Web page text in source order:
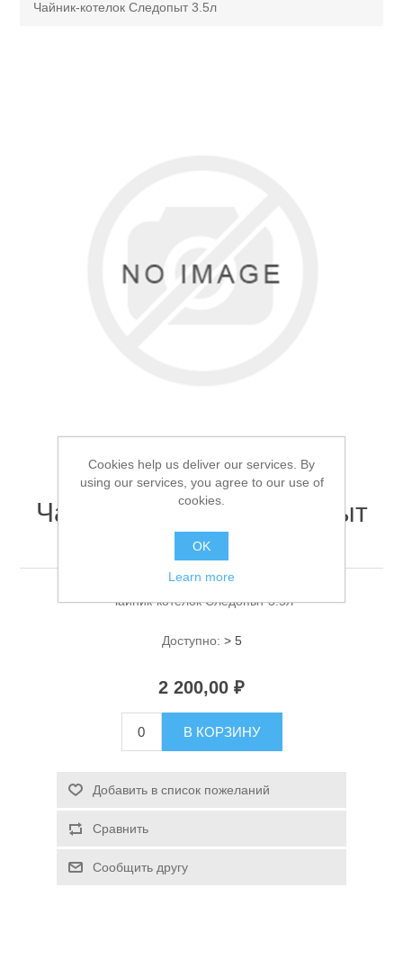
Аксессуары для лодок
Спасательные средства
Чайник-котелок Следопыт 3.5л
Чайник-котелок Следопыт
3.5л
Чайник-котелок Следопыт 3.5л
Доступно: > 5
2 200,00 ₽
В КОРЗИНУ
Добавить в список пожеланий
Сравнить
Сообщить другу
Cookies help us deliver our services. By
using our services, you agree to our use of
cookies.
OK
Learn more